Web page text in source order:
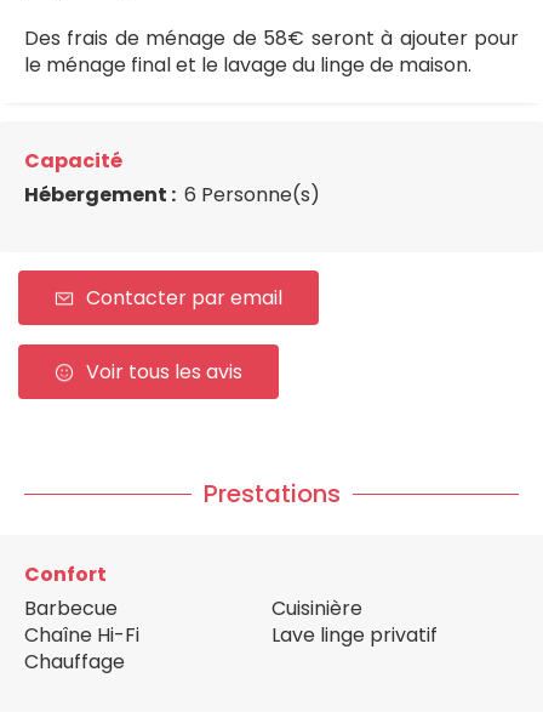
Des frais de ménage de 58€ seront à ajouter pour
le ménage final et le lavage du linge de maison.
Capacité
Hébergement : 6 Personne(s)
Contacter par email
Voir tous les avis
Prestations
Confort
Barbecue
Chaîne Hi-Fi
Chauffage
Cuisinière
Lave linge privatif